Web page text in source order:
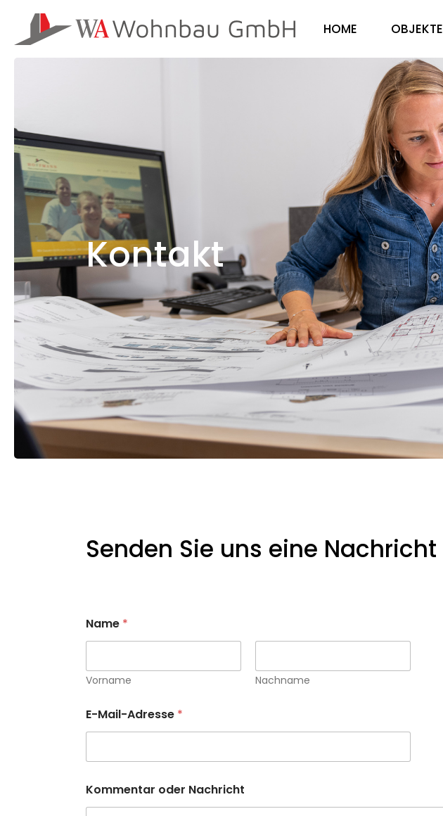
HOME OBJEKTE
Kontakt
Senden Sie uns eine Nachricht
Name *
Vorname Nachname
E-Mail-Adresse *
a
c
Kommentar oder Nachricht